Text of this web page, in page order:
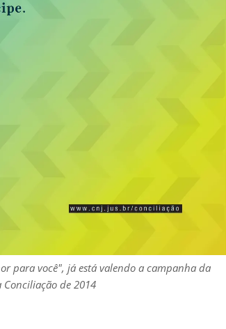
para você", já está valendo a campanha da
de 2014